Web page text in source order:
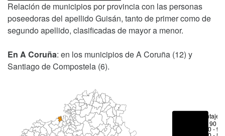
Relación de municipios por provincia con las personas
poseedoras del apellido Guisán, tanto de primer como de
segundo apellido, clasificadas de mayor a menor.
En A Coruña: en los municipios de A Coruña (12) y
Santiago de Compostela (6).
Porcentajes
> 90 %
80 -